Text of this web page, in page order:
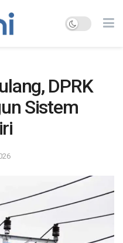
DPRK
Sistem